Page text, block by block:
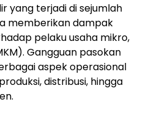
yang terjadi di sejumlah
memberikan dampak
pelaku usaha mikro,
Gangguan pasokan
aspek operasional
distribusi, hingga